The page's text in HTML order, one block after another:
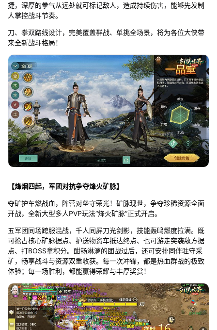
捷，深厚的拳气从远处就可标记敌人，造成持续伤害，能够先发制
人掌控战斗节奏。
刀、拳双路线设计，完美覆盖群战、单挑全场景，将为各位大侠带
来全新战斗格局！
【烽烟四起，军团对抗争夺烽火矿脉】
夺矿护车燃战血，阵营对垒守荣光！矿脉现世，争夺珍稀资源全面
开战，全新大型多人PVP玩法“烽火矿脉”正式开启。
五军团同场跨服混战，千人同屏刀光剑影，技能轰鸣燃度拉满。既
可抢占核心矿脉据点、护送物资车抵达终点、也可游走突袭敌方据
点、打BOSS拿积分。酣畅淋漓的团战过后，还可安排同伴驻守采
矿，畅享战斗与资源双重收获。每一次冲锋，都是热血群战的极致
体验；每一场胜利，都能赢得荣耀与丰厚奖赏！